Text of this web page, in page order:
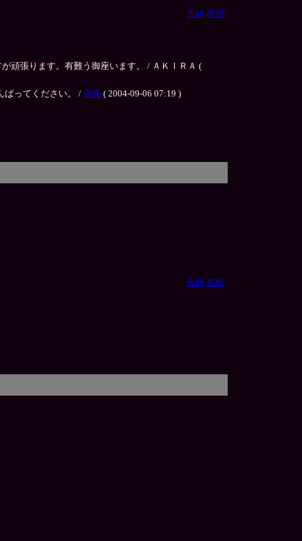
先頭 表紙
頑張ります。有難う御座います。 / ＡＫＩＲＡ (
ばってください。 / 会長 ( 2004-09-06 07:19 )
先頭 表紙